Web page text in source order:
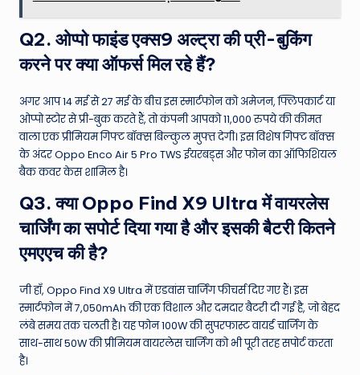
Q2. ओप्पो फाइंड एक्स9 अल्ट्रा की प्री-बुकिंग
करने पर क्या ऑफर्स मिल रहे हैं?
अगर आप 14 मई से 27 मई के बीच इस स्मार्टफोन को अमेजन, फ्लिपकार्ट या
ओप्पो स्टोर से प्री-बुक करते हैं, तो कंपनी आपको 11,000 रुपये की कीमत
वाला एक प्रीमियम गिफ्ट बॉक्स बिल्कुल मुफ्त देगी। इस विशेष गिफ्ट बॉक्स
के अंदर Oppo Enco Air 5 Pro TWS ईयरबड्स और फोन का ऑफिशियल
बैक कवर केस शामिल है।
Q3. क्या Oppo Find X9 Ultra में वायरलेस
चार्जिंग का सपोर्ट दिया गया है और इसकी बैटरी कितने
एमएएच की है?
जी हाँ, Oppo Find X9 Ultra में एडवांस चार्जिंग फीचर्स दिए गए हैं। इस
स्मार्टफोन में 7,050mAh की एक विशाल और दमदार बैटरी दी गई है, जो बेहद
लंबे समय तक चलती है। यह फोन 100W की सुपरफास्ट वायर्ड चार्जिंग के
साथ-साथ 50W की प्रीमियम वायरलेस चार्जिंग को भी पूरी तरह सपोर्ट करता
है।